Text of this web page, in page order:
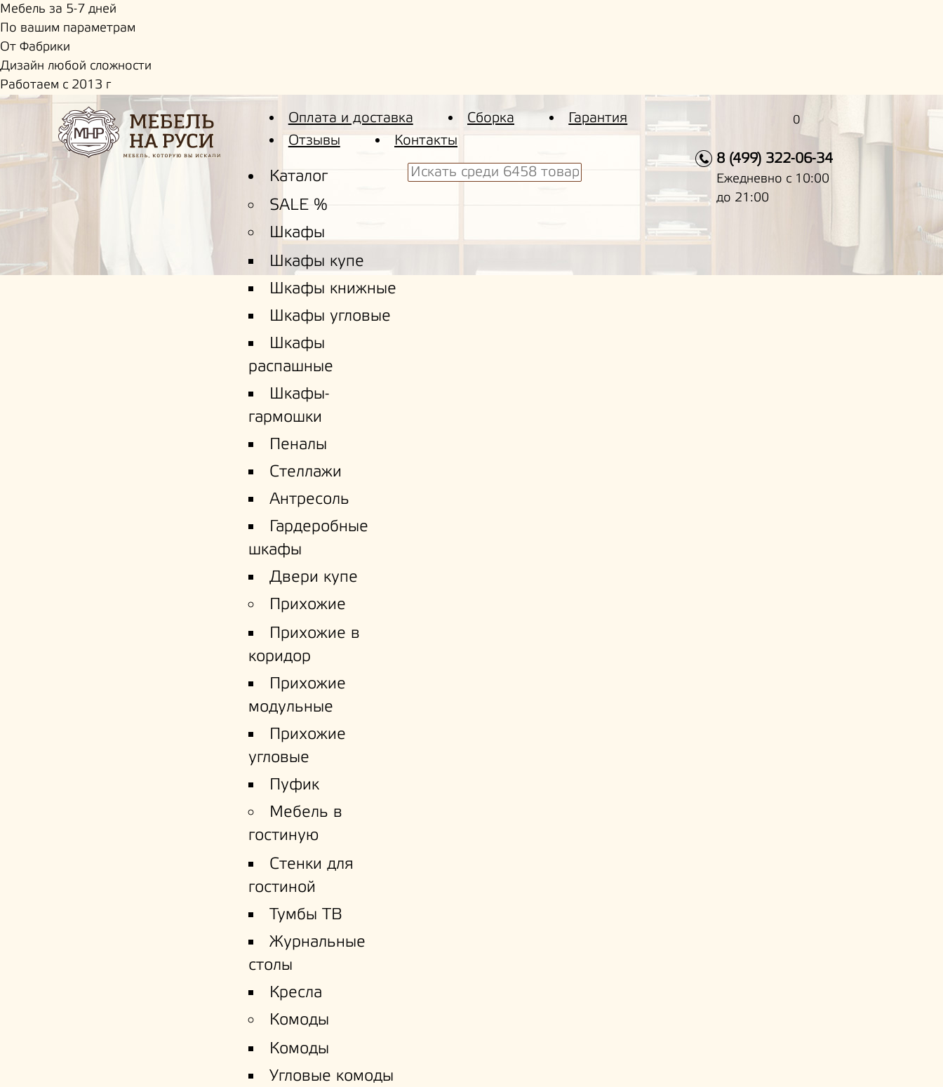
Мебель за 5-7 дней
По вашим параметрам
От Фабрики
Дизайн любой сложности
Работаем с 2013 г
Оплата и доставка Сборка
Гарантия
Отзывы
Контакты
Каталог
SALE %
Шкафы
Шкафы купе
Шкафы книжные
Шкафы угловые
Шкафы
распашные
Шкафы-
гармошки
Пеналы
Стеллажи
Антресоль
Гардеробные
шкафы
Двери купе
Прихожие
Прихожие в
коридор
Прихожие
модульные
Прихожие
угловые
Пуфик
Мебель в
гостиную
Стенки для
гостиной
Тумбы ТВ
Журнальные
столы
Кресла
Комоды
Комоды
Угловые комоды
0
8 (499) 322-06-34
Ежедневно с 10:00
до 21:00